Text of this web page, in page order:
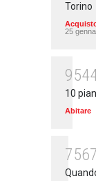
Torino
25
10
Abitare
7567